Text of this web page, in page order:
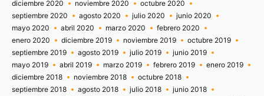
diciembre 2020
noviembre 2020
octubre 2020
septiembre 2020
agosto 2020 julio 2020
junio 2020
mayo 2020
abril 2020 marzo 2020
febrero 2020
enero 2020
diciembre 2019 noviembre 2019
octubre 2019
septiembre 2019
agosto 2019 julio 2019
junio 2019
mayo 2019
abril 2019 marzo 2019 febrero 2019
enero 2019
diciembre 2018
noviembre 2018
octubre 2018
septiembre 2018
agosto 2018 julio 2018
junio 2018